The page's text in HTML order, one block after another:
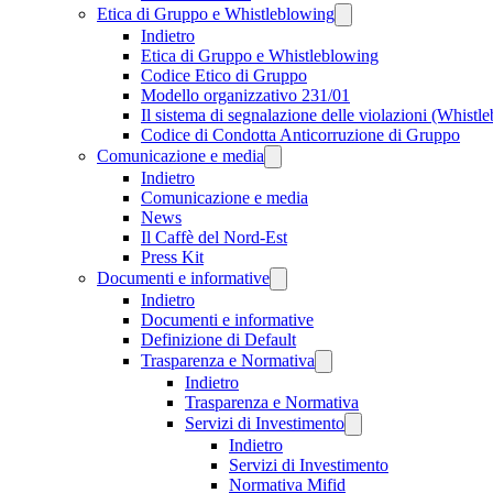
Etica di Gruppo e Whistleblowing
Indietro
Etica di Gruppo e Whistleblowing
Codice Etico di Gruppo
Modello organizzativo 231/01
Il sistema di segnalazione delle violazioni
Codice di Condotta Anticorruzione di Gruppo
Comunicazione e media
Indietro
Comunicazione e media
News
Il Caffè del Nord-Est
Press Kit
Documenti e informative
Indietro
Documenti e informative
Definizione di Default
Trasparenza e Normativa
Indietro
Trasparenza e Normativa
Servizi di Investimento
Indietro
Servizi di Investimento
Normativa Mifid